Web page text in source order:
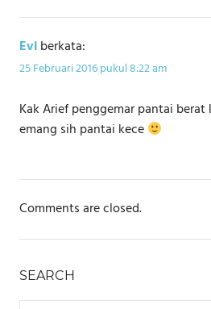
Eviberkata:
25 Februari 2016 pukul 8:22 am
Kak Arief penggemar pantai berat
emang sih pantai kece
Comments are closed.
SEARCH